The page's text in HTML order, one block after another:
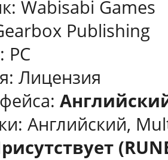
Wabisabi Games
Publishing
PC
Лицензия
Английский,